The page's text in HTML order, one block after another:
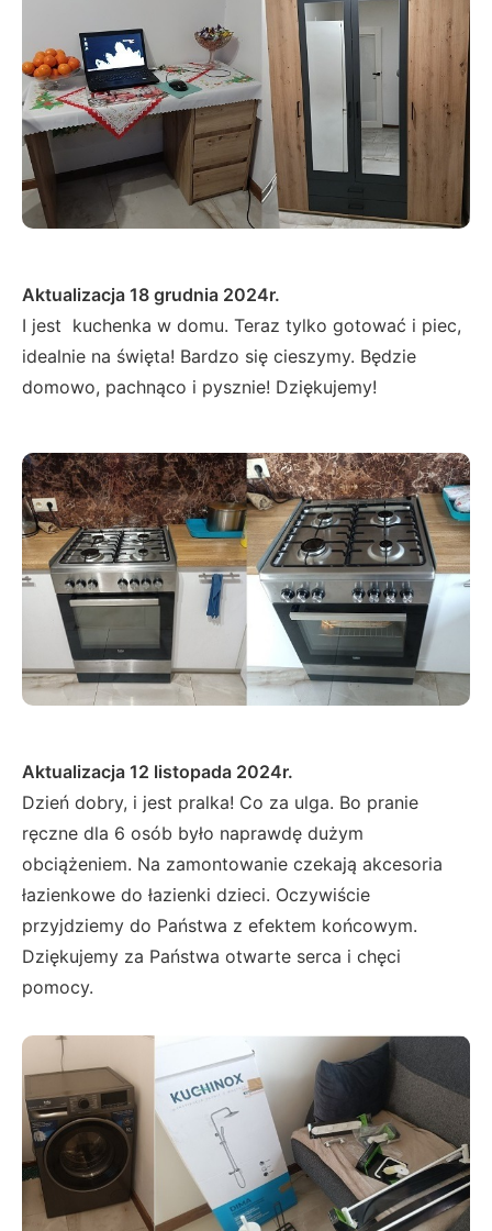
Aktualizacja 18 grudnia 2024r.
I jest kuchenka w domu. Teraz tylko gotować i piec,
idealnie na święta! Bardzo się cieszymy. Będzie
domowo, pachnąco i pysznie! Dziękujemy!
Aktualizacja 12 listopada 2024r.
Dzień dobry, i jest pralka! Co za ulga. Bo pranie
ręczne dla 6 osób było naprawdę dużym
obciążeniem. Na zamontowanie czekają akcesoria
łazienkowe do łazienki dzieci. Oczywiście
przyjdziemy do Państwa z efektem końcowym.
Dziękujemy za Państwa otwarte serca i chęci
pomocy.